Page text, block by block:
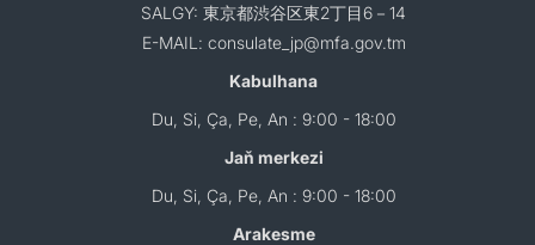
SALGY: 東京都渋谷区東2丁目6－14
E-MAIL: consulate_jp@mfa.gov.tm
Kabulhana
Du, Si, Ça, Pe, An : 9:00 - 18:00
Jaň merkezi
Du, Si, Ça, Pe, An : 9:00 - 18:00
Arakesme